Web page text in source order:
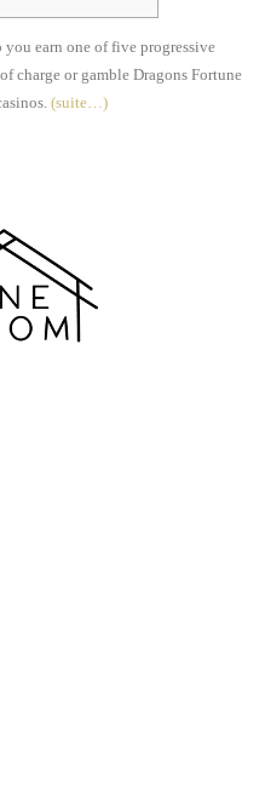
earn one of five progressive
charge or gamble Dragons Fortune
(suite…)